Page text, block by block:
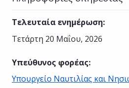
Τελευταία ενημέρωση:
Τετάρτη 20 Μαΐου, 2026
Υπεύθυνος φορέας:
Υπουργείο Ναυτιλίας και